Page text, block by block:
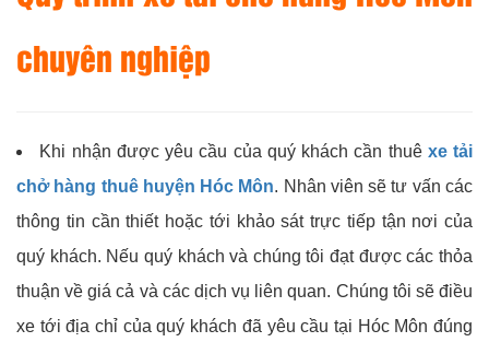
chuyên nghiệp
Khi nhận được yêu cầu của quý khách cần thuê xe tải
chở hàng thuê huyện Hóc Môn. Nhân viên sẽ tư vấn các
thông tin cần thiết hoặc tới khảo sát trực tiếp tận nơi của
quý khách. Nếu quý khách và chúng tôi đạt được các thỏa
thuận về giá cả và các dịch vụ liên quan. Chúng tôi sẽ điều
xe tới địa chỉ của quý khách đã yêu cầu tại Hóc Môn đúng